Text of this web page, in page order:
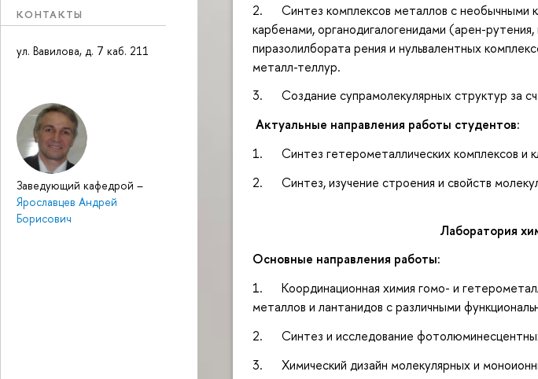
КОНТАКТЫ
ул. Вавилова, д. 7 каб. 211
Заведующий кафедрой –
Ярославцев Андрей
Борисович
2. Синтез комплексов металлов с необычными
карбенами, органодигалогенидами (арен-
пиразолилбората рения и нульвалентных
металл-теллур.
3. Создание супрамолекулярных структур за
Актуальные направления работы студентов:
1. Синтез гетерометаллических комплексов и
2. Синтез, изучение строения и свойств
Лаборатория
Основные направления работы:
1. Координационная химия гомо- и
металлов и лантанидов с различными
2. Синтез и исследование фотолюминесцентных
3. Химический дизайн молекулярных и